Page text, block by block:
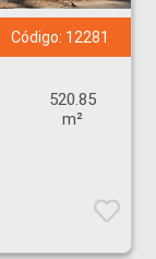
Código: 12281
520.85
m²